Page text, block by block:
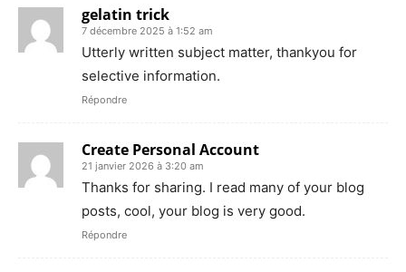
gelatin trick
7 décembre 2025 à 1:52 am
Utterly written subject matter, thankyou for
selective information.
Répondre
Create Personal Account
21 janvier 2026 à 3:20 am
Thanks for sharing. I read many of your blog
posts, cool, your blog is very good.
Répondre